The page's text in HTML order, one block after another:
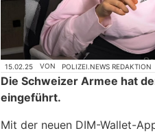
15.02.25 VON POLIZEI.NEWS REDAKTION
Die Schweizer Armee hat
eingeführt.
Mit der neuen DIM-Wallet-